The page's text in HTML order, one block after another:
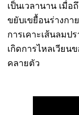
เป็นเวลานาน เมื่อ
ขยับเขยื้อนร่างกา
การเคาะเส้นลมป
เกิดการไหลเวียน
คลายตัว